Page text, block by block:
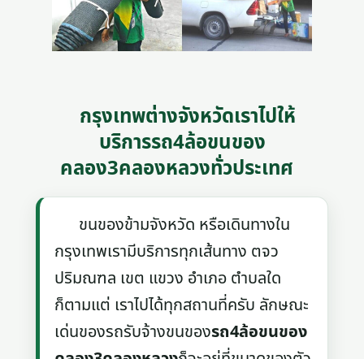
กรุงเทพต่างจังหวัดเราไปให้
บริการรถ4ล้อขนของ
คลอง3คลองหลวงทั่วประเทศ
ขนของข้ามจังหวัด หรือเดินทางใน
กรุงเทพเรามีบริการทุกเส้นทาง ตจว
ปริมณฑล เขต แขวง อำเภอ ตำบลใด
ก็ตามแต่ เราไปได้ทุกสถานที่ครับ ลักษณะ
เด่นของรถรับจ้างขนของรถ4ล้อขนของ